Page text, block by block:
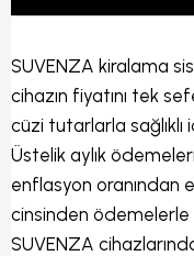
SUVENZA kiralama
cihazın fiyatını tek
cüzi tutarlarla
Üstelik aylık
enflasyon oranından
cinsinden ödemelerle
SUVENZA